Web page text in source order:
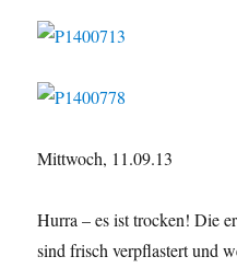
Mittwoch, 11.09.13
Hurra – es ist trocken! Die
sind frisch verpflastert und